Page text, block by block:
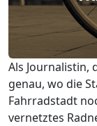
Als Journalistin,
genau, wo die
Fahrradstadt
vernetztes